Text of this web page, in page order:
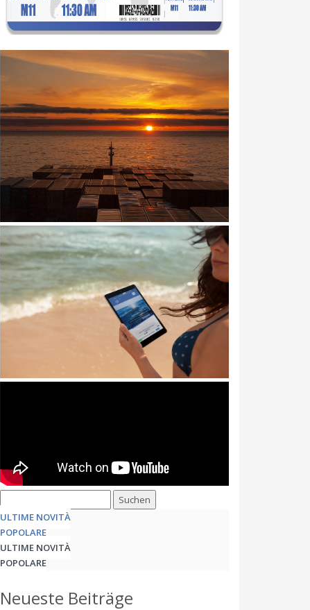
ULTIME NOVITÀ
POPOLARE
ULTIME NOVITÀ
POPOLARE
Neueste Beiträge